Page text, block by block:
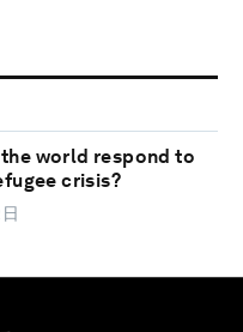
the world respond to
crisis?